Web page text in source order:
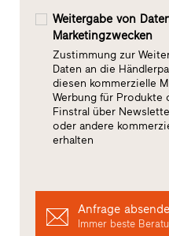
Weitergabe von
Marketingzwecken
Zustimmung zur
Daten an die
diesen kommerzielle
Werbung für Produkte
Finstral über
oder andere
erhalten
Anfrage
Immer beste